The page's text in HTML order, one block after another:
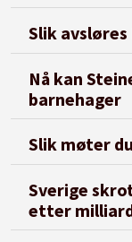
Slik
Nå kan
barnehager
Slik møter
Sverige
etter